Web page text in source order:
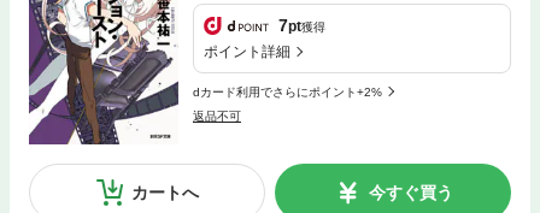
7pt獲得
ポイント詳細
dカード利用でさらにポイント+2%
返品不可
カートへ 今すぐ買う